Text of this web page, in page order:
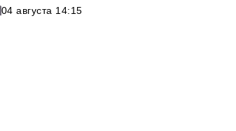
04 августа 14:15